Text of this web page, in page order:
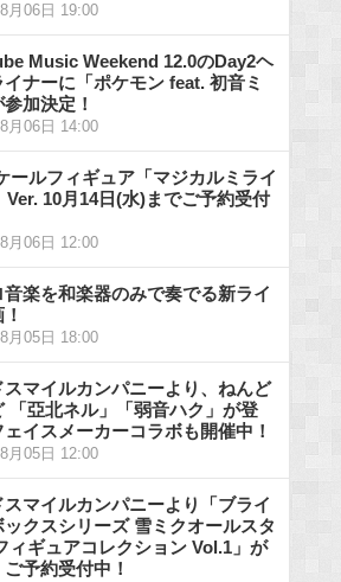
月06日 19:00
Music Weekend 12.0のDay2ヘ
イナーに「ポケモン feat. 初音ミ
加決定！
月06日 14:00
ールフィギュア「マジカルミライ
Ver. 10月14日(水)までご予約受付
月06日 12:00
音楽を和楽器のみで奏でる新ライ
月05日 18:00
スマイルカンパニーより、ねんど
「亞北ネル」「弱音ハク」が登
イスメーカーコラボも開催中！
月05日 12:00
スマイルカンパニーより「ブライ
ックスシリーズ 雪ミクオールスタ
ィギュアコレクション Vol.1」が
予約受付中！